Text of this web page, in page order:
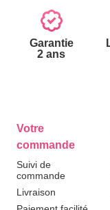
Garantie
2 ans
Votre
commande
Suivi de
commande
Livraison